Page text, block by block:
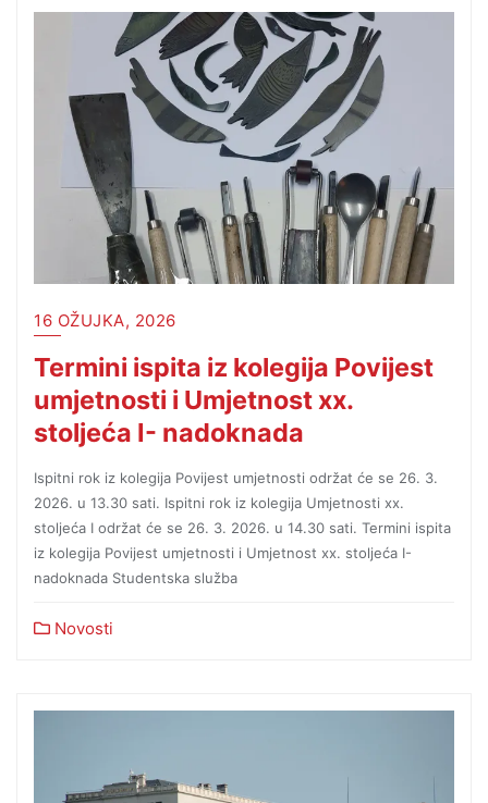
16 OŽUJKA, 2026
Termini ispita iz kolegija Povijest
umjetnosti i Umjetnost xx.
stoljeća I- nadoknada
Ispitni rok iz kolegija Povijest umjetnosti održat će se 26. 3.
2026. u 13.30 sati. Ispitni rok iz kolegija Umjetnosti xx.
stoljeća I održat će se 26. 3. 2026. u 14.30 sati. Termini ispita
iz kolegija Povijest umjetnosti i Umjetnost xx. stoljeća I-
nadoknada Studentska služba
Novosti